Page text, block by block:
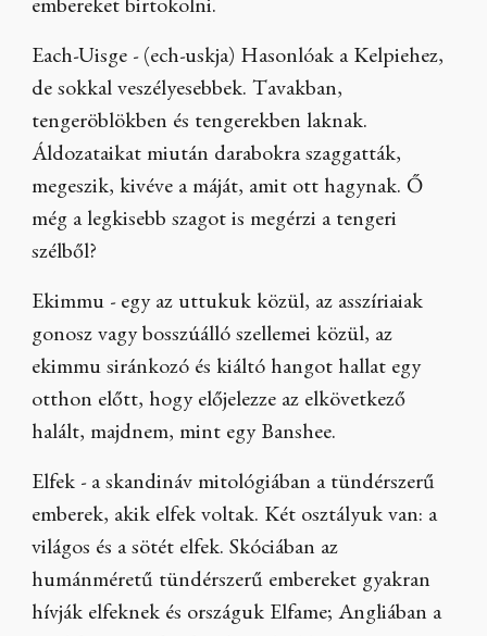
embereket birtokolni.
Each-Uisge - (ech-uskja) Hasonlóak a Kelpiehez,
de sokkal veszélyesebbek. Tavakban,
tengeröblökben és tengerekben laknak.
Áldozataikat miután darabokra szaggatták,
megeszik, kivéve a máját, amit ott hagynak. Ő
még a legkisebb szagot is megérzi a tengeri
szélből?
Ekimmu - egy az uttukuk közül, az asszíriaiak
gonosz vagy bosszúálló szellemei közül, az
ekimmu siránkozó és kiáltó hangot hallat egy
otthon előtt, hogy előjelezze az elkövetkező
halált, majdnem, mint egy Banshee.
Elfek - a skandináv mitológiában a tündérszerű
emberek, akik elfek voltak. Két osztályuk van: a
világos és a sötét elfek. Skóciában az
humánméretű tündérszerű embereket gyakran
hívják elfeknek és országuk Elfame; Angliában a